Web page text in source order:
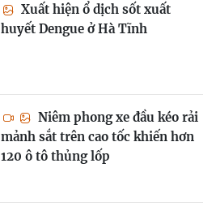
Xuất hiện ổ dịch sốt xuất
huyết Dengue ở Hà Tĩnh
Niêm phong xe đầu kéo rải
mảnh sắt trên cao tốc khiến hơn
120 ô tô thủng lốp